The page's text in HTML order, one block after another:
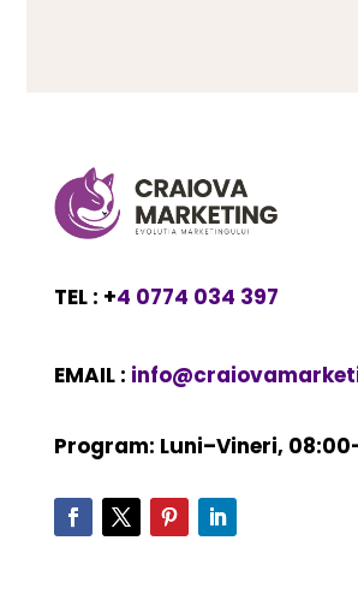
TEL : +4 0774 034 397
EMAIL :
Program: Luni–Vineri,